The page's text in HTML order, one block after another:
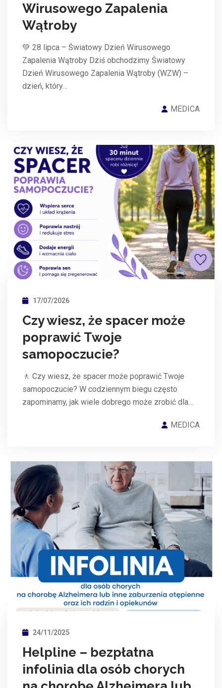
Wirusowego Zapalenia
Wątroby
💚 28 lipca – Światowy Dzień Wirusowego
Zapalenia Wątroby Dziś obchodzimy Światowy
Dzień Wirusowego Zapalenia Wątroby (WZW) –
dzień, który…
MEDICA
17/07/2026
Czy wiesz, że spacer może
poprawić Twoje
samopoczucie?
🚶 Czy wiesz, że spacer może poprawić Twoje
samopoczucie? W codziennym biegu często
zapominamy, jak wiele dobrego może zrobić dla…
MEDICA
24/11/2025
Helpline – bezpłatna
infolinia dla osób chorych